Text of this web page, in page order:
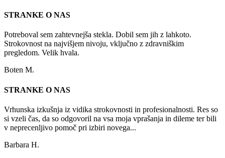
STRANKE O NAS
Potreboval sem zahtevnejša stekla. Dobil sem jih z lahkoto.
Strokovnost na najvišjem nivoju, vključno z zdravniškim
pregledom. Velik hvala.
Boten M.
STRANKE O NAS
Vrhunska izkušnja iz vidika strokovnosti in profesionalnosti. Res so
si vzeli čas, da so odgovoril na vsa moja vprašanja in dileme ter bili
v neprecenljivo pomoč pri izbiri novega...
Barbara H.